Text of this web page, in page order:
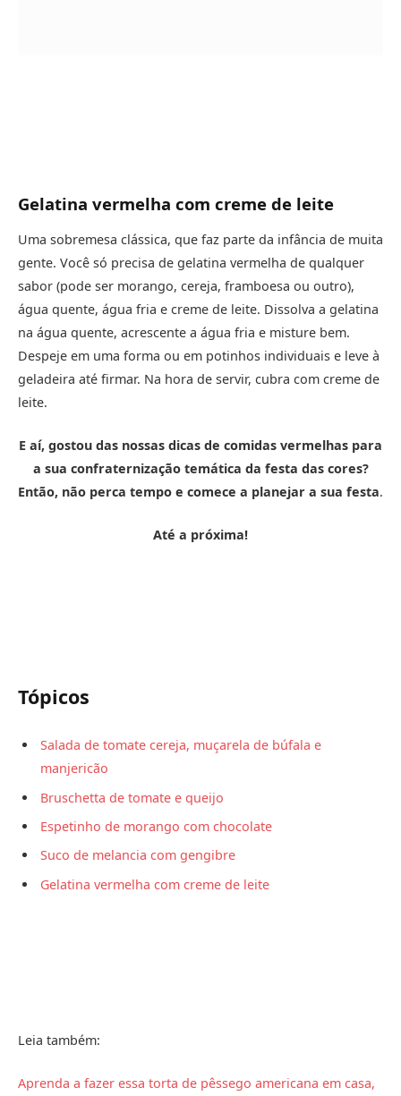
Gelatina vermelha com creme de leite
Uma sobremesa clássica, que faz parte da infância de muita
gente. Você só precisa de gelatina vermelha de qualquer
sabor (pode ser morango, cereja, framboesa ou outro),
água quente, água fria e creme de leite. Dissolva a gelatina
na água quente, acrescente a água fria e misture bem.
Despeje em uma forma ou em potinhos individuais e leve à
geladeira até firmar. Na hora de servir, cubra com creme de
leite.
E aí, gostou das nossas dicas de comidas vermelhas para
a sua confraternização temática da festa das cores?
Então, não perca tempo e comece a planejar a sua festa.
Até a próxima!
Tópicos
Salada de tomate cereja, muçarela de búfala e
manjericão
Bruschetta de tomate e queijo
Espetinho de morango com chocolate
Suco de melancia com gengibre
Gelatina vermelha com creme de leite
Leia também:
Aprenda a fazer essa torta de pêssego americana em casa,